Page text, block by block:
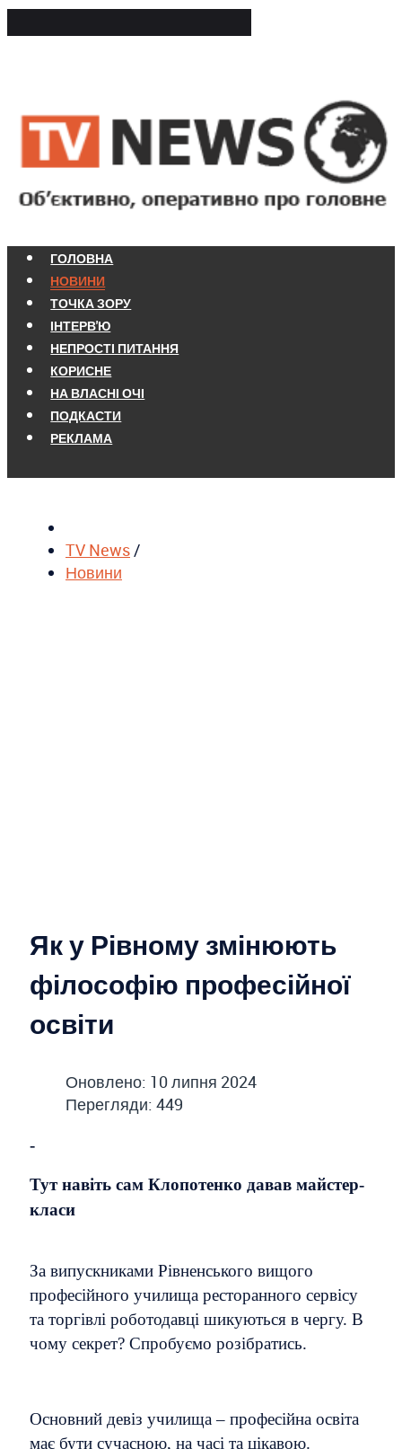
ГОЛОВНА
НОВИНИ
ТОЧКА ЗОРУ
ІНТЕРВ'Ю
НЕПРОСТІ ПИТАННЯ
КОРИСНЕ
НА ВЛАСНІ ОЧІ
ПОДКАСТИ
РЕКЛАМА
TV News/
Новини
Як у Рівному змінюють
філософію професійної
освіти
Оновлено: 10 липня 2024
Перегляди: 449
-
Тут навіть сам Клопотенко давав майстер-
класи
За випускниками Рівненського вищого
професійного училища ресторанного сервісу
та торгівлі роботодавці шикуються в чергу. В
чому секрет? Спробуємо розібратись.
Основний девіз училища – професійна освіта
має бути сучасною, на часі та цікавою.